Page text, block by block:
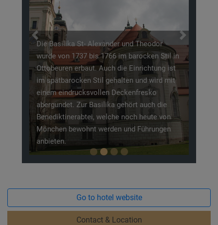
Die Basilika St- Alexander und Theodor
wurde von 1737 bis 1766 im barocken Stil in
Ottobeuren erbaut. Auch die Einrichtung ist
im spätbarocken Stil gehalten und wird mit
einem eindrucksvollen Deckenfresko
abergundet. Zur Basilika gehört auch die
Benediktinerabtei, welche noch heute von
Mönchen bewohnt werden und Führungen
anbieten.
Previous Next
Go to hotel website
Contact & Location